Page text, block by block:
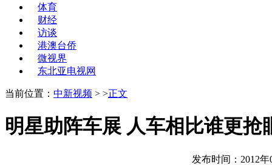
体育
财经
访谈
港澳台侨
微视界
东北亚电视网
当前位置： 中新视频 > >正文
明星助阵车展 人车相比谁更抢
发布时间：2012年